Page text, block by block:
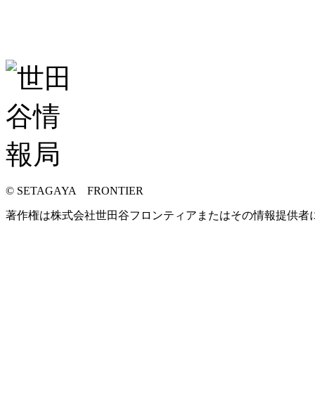
© SETAGAYA FRONTIER
著作権は株式会社世田谷フロンティアまたはその情報提供者